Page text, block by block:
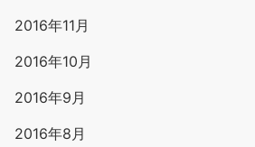
2016年11月
2016年10月
2016年9月
2016年8月